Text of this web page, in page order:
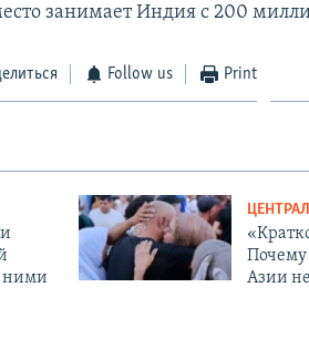
занимает Индия с 200
Follow us Print
ними
Почему
Азии